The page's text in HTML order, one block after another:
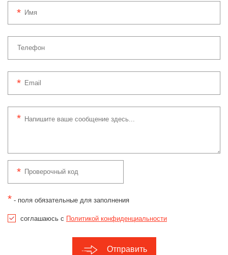
* - поля обязательные для заполнения
соглашаюсь с Политикой конфиденциальности
Отправить